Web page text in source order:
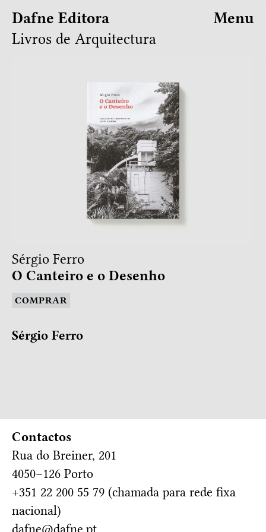
Dafne Editora
Livros de Arquitectura
Menu
Sérgio Ferro
O Canteiro e o Desenho
COMPRAR
Sérgio Ferro
Contactos
Rua do Breiner, 201
4050–126 Porto
+351 22 200 55 79 (chamada para rede fixa
nacional)